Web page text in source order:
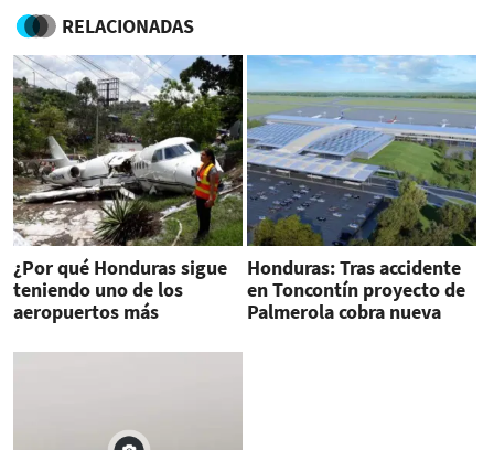
RELACIONADAS
¿Por qué Honduras sigue
teniendo uno de los
aeropuertos más
cómo va a solucionarlo)
Honduras: Tras accidente
en Toncontín proyecto de
Palmerola cobra nueva